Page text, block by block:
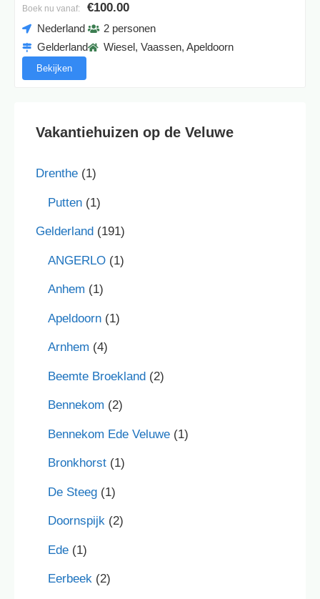
Vakantiehuizen op de Veluwe
Drenthe (1)
Putten (1)
Gelderland (191)
ANGERLO (1)
Anhem (1)
Apeldoorn (1)
Arnhem (4)
Beemte Broekland (2)
Bennekom (2)
Bennekom Ede Veluwe (1)
Bronkhorst (1)
De Steeg (1)
Doornspijk (2)
Ede (1)
Eerbeek (2)
Boek nu vanaf: €100.00
Nederland
Gelderland
2 personen
Wiesel, Vaassen, Apeldoorn
Bekijken